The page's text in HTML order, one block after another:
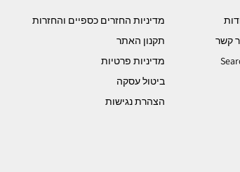
קשר
מדיניות החזרים כספיים והחזרות
תקנון האתר
מדיניות פרטיות
ביטול עסקה
הצהרת נגישות